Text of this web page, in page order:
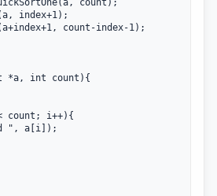
count);
count-index-1);
*a, int count){
i++){
a[i]);